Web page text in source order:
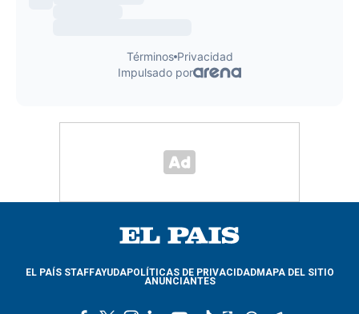
EL PAÍS STAFFAYUDAPOLÍTICAS DE PRIVACIDADMAPA DEL SITIO
ANUNCIANTES